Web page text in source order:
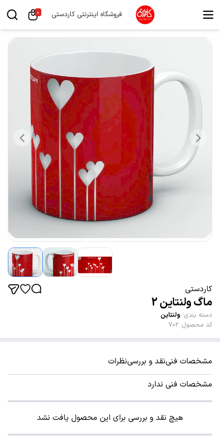
فروشگاه اینترنتی کاردستی 0
کاردستی
ماگ ولنتاین 2
دسته بندی: ولنتاین
کد محصول:
702
مشخصات فنینقد و بررسینظرات
مشخصات فنی ندارد
هیچ نقد و بررسی برای این محصول یافت نشد